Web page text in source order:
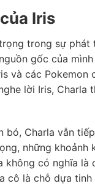
Iris
trong sự phát
gốc của
và các Pokemon
lời Iris, Charla
bó, Charla vẫn
những khoảnh
không có nghĩa là
cô là chỗ dựa